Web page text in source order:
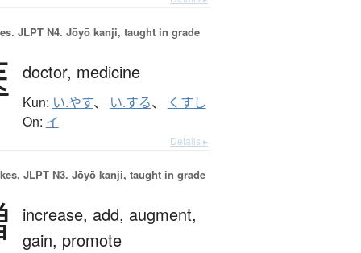
JLPT N4. Jōyō kanji, taught in grade
doctor, medicine
Kun: い.やす、 い.する、 くすし
On: イ
Details ▸
JLPT N3. Jōyō kanji, taught in grade
increase, add, augment,
gain, promote